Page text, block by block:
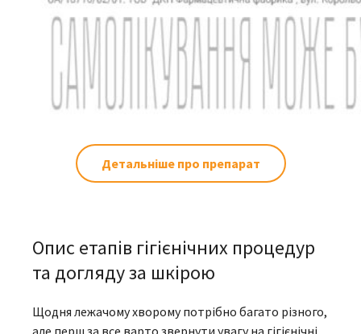
Детальніше про препарат
Опис етапів гігієнічних процедур
та догляду за шкірою
Щодня лежачому хворому потрібно багато різного,
але перш за все варто звернути увагу на гігієнічні